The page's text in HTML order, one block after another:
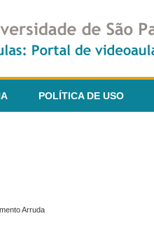
POLÍTICA DE USO
Arruda